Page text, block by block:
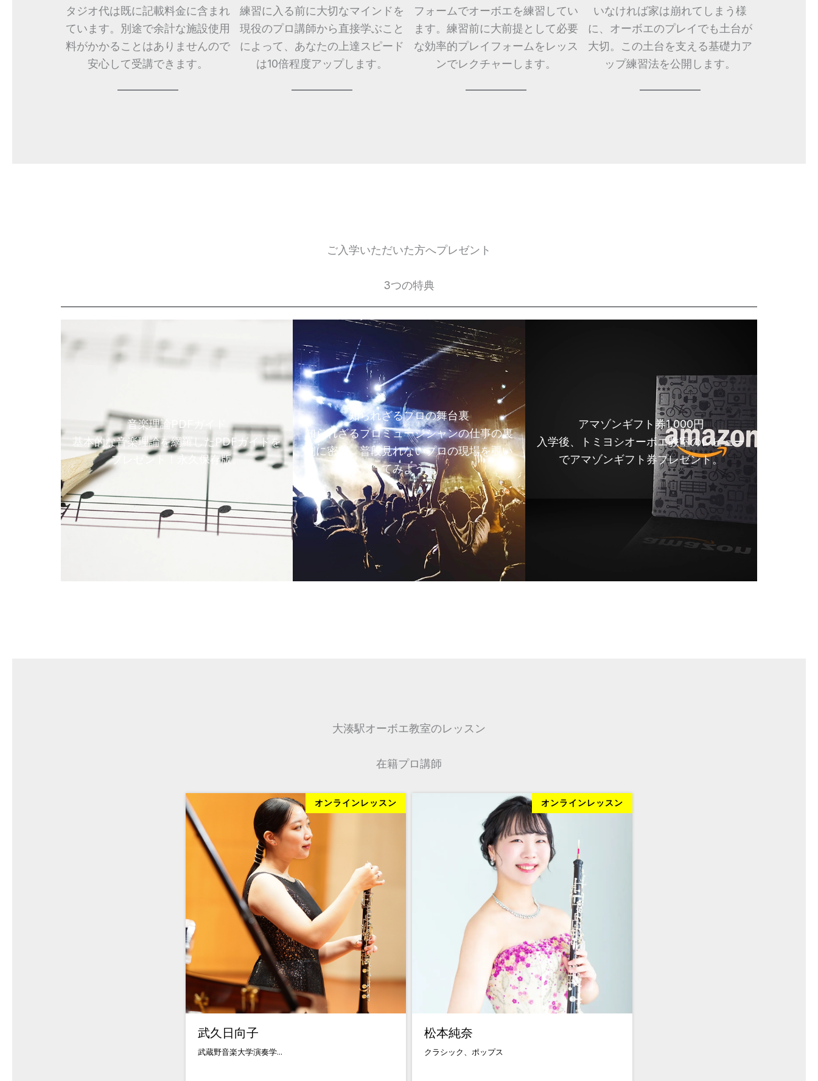
タジオ代は既に記載料金に含まれ
ています。別途で余計な施設使用
料がかかることはありませんので
安心して受講できます。
練習に入る前に大切なマインドを
現役のプロ講師から直接学ぶこと
によって、あなたの上達スピード
は10倍程度アップします。
フォームでオーボエを練習してい
ます。練習前に大前提として必要
な効率的プレイフォームをレッス
ンでレクチャーします。
いなければ家は崩れてしまう様
に、オーボエのプレイでも土台が
大切。この土台を支える基礎力ア
ップ練習法を公開します。
ご入学いただいた方へプレゼント
3つの特典
音楽理論PDFガイド
基本的な音楽理論を網羅したPDFガイドを
プレゼント！永久保存版。
知られざるプロの舞台裏
知られざるプロミュージシャンの仕事の裏
側に密着。普段見れないプロの現場を覗い
てみよう！
アマゾンギフト券1,000円
入学後、トミヨシオーボエ教室のレビュー
でアマゾンギフト券プレゼント。
大湊駅オーボエ教室のレッスン
在籍プロ講師
オンラインレッスン
武久日向子
武蔵野音楽大学演奏学...
オンラインレッスン
松本純奈
クラシック、ポップス